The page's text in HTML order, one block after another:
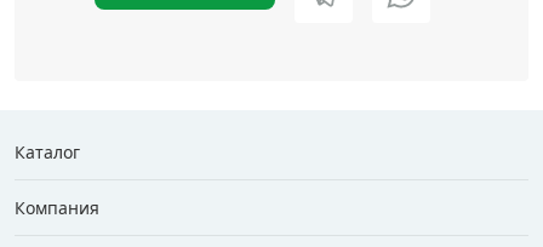
Каталог
Компания